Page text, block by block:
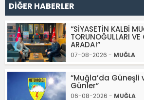
DİĞER HABERLER
“SİYASETİN KALBİ
TORUNOĞULLARI VE
ARADA!”
07-08-2026 - MUĞLA
“Muğla’da Güneşli
Günler”
06-08-2026 - MUĞLA